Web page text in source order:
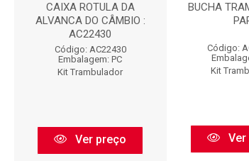
CAIXA ROTULA DA
ALVANCA DO CÂMBIO :
AC22430
Código: AC22430
Embalagem: PC
Kit Trambulador
Ver preço
BUCHA
Código:
Kit
Ver